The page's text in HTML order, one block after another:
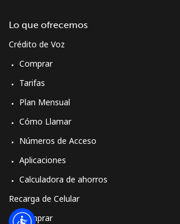
Lo que ofrecemos
Crédito de Voz
Comprar
Tarifas
Plan Mensual
Cómo Llamar
Números de Acceso
Aplicaciones
Calculadora de ahorros
Recarga de Celular
Comprar